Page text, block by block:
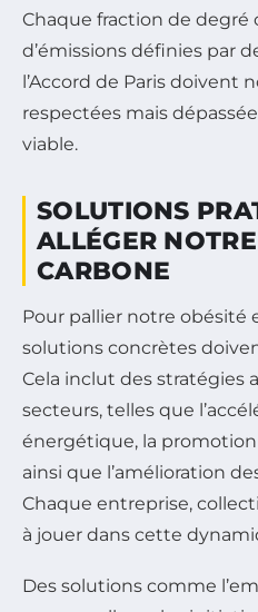
Chaque fraction de
d’émissions définies par
l’Accord de Paris doivent
respectées mais
viable.
SOLUTIONS
ALLÉGER
CARBONE
Pour pallier notre obésité
solutions concrètes
Cela inclut des stratégies
secteurs, telles que
énergétique, la
ainsi que l’amélioration
Chaque entreprise,
à jouer dans cette
Des solutions comme